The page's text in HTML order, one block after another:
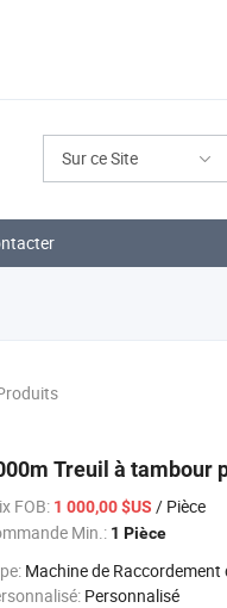
Sur ce Site
Treuil à tambour
FOB: 1 000,00 $US / Pièce
Min.: 1 Pièce
Machine de Raccordement
Personnalisé